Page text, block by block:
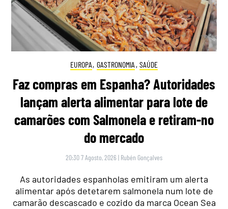
EUROPA, GASTRONOMIA , SAÚDE
Faz compras em Espanha? Autoridades
lançam alerta alimentar para lote de
camarões com Salmonela e retiram-no
do mercado
20:30 7 Agosto, 2026 | Rubén Gonçalves
As autoridades espanholas emitiram um alerta
alimentar após detetarem salmonela num lote de
camarão descascado e cozido da marca Ocean Sea